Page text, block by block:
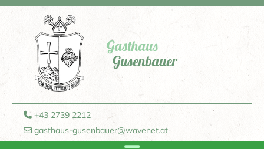
Gasthaus
Gusenbauer
 +43 2739 2212
 gasthaus-gusenbauer@wavenet.at